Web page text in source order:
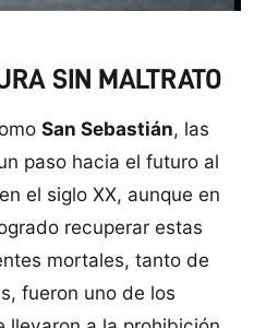
SIN MALTRATO
San Sebastián, las
paso hacia el futuro al
el siglo XX, aunque en
recuperar estas
mortales, tanto de
fueron uno de los